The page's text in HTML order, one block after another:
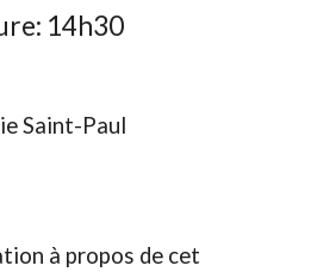
14h30
Saint-Paul
à propos de cet